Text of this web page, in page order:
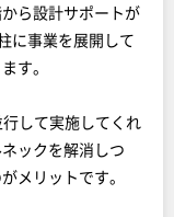
ら設計サポートが
に事業を展開して
す。
して実施してくれ
ックを解消しつ
メリットです。